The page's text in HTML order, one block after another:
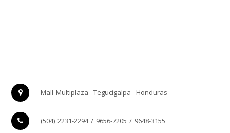
Mall Multiplaza Tegucigalpa Honduras
(504) 2231-2294 / 9656-7205 / 9648-3155